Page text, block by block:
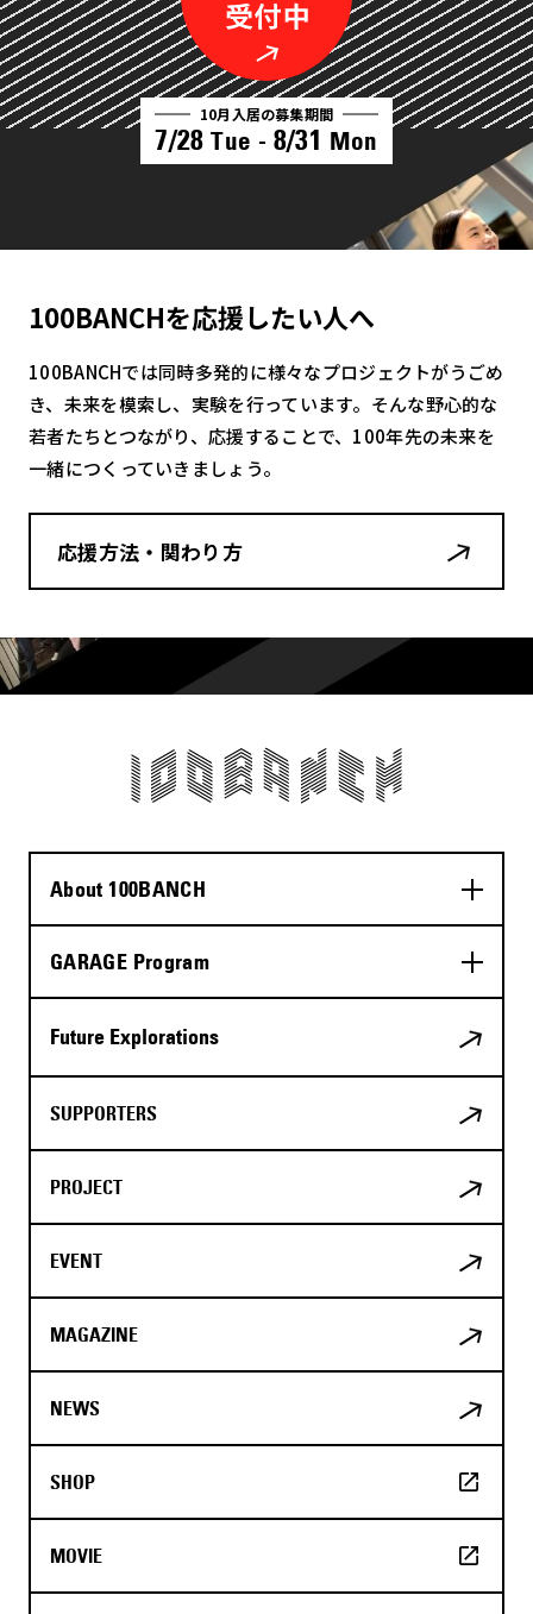
10月入居の募集期間
7/28 Tue - 8/31 Mon
100BANCHを応援したい人へ
100BANCHでは同時多発的に様々なプロジェクトがうごめ
き、未来を模索し、実験を行っています。そんな野心的な
若者たちとつながり、応援することで、100年先の未来を
一緒につくっていきましょう。
応援方法・関わり方
About 100BANCH
GARAGE Program
Future Explorations
SUPPORTERS
PROJECT
EVENT
MAGAZINE
NEWS
SHOP
MOVIE